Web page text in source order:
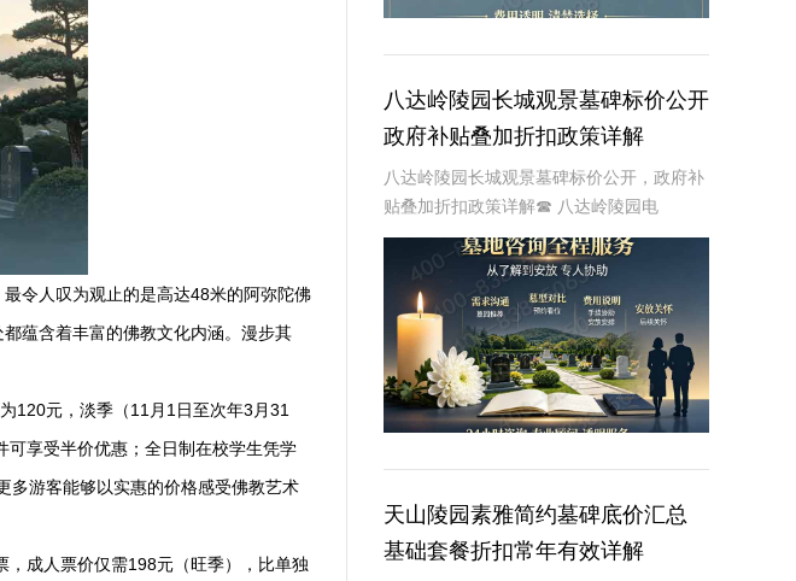
令人叹为观止的是高达48米的阿弥陀佛
蕴含着丰富的佛教文化内涵。漫步其
120元，淡季（11月1日至次年3月31
可享受半价优惠；全日制在校学生凭学
多游客能够以实惠的价格感受佛教艺术
成人票价仅需198元（旺季），比单独
八达岭陵园长城观景墓碑标价公开
政府补贴叠加折扣政策详解
八达岭陵园长城观景墓碑标价公开，政府补
贴叠加折扣政策详解☎ 八达岭陵园电
话:400-838-5063随着社会的发展和人们生
活水平的提高，人们对身后事的安排也越来
越重视。墓碑作为逝者最后的归宿，其选择
天山陵园素雅简约墓碑底价汇总
基础套餐折扣常年有效详解